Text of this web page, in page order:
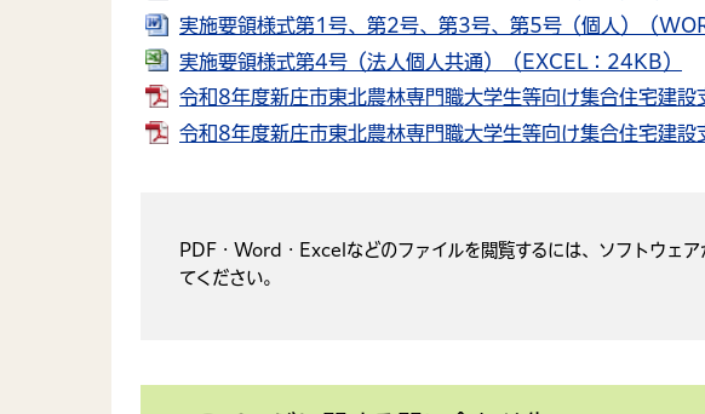
実施要領様式第1号、第2号、第3号、第5号（個人）（
実施要領様式第4号（法人個人共通）（EXCEL：24KB）
令和8年度新庄市東北農林専門職大学生等向け集合住宅建
令和8年度新庄市東北農林専門職大学生等向け集合住宅建
PDF・Word・Excelなどのファイルを閲覧するには、ソフトウェ
てください。